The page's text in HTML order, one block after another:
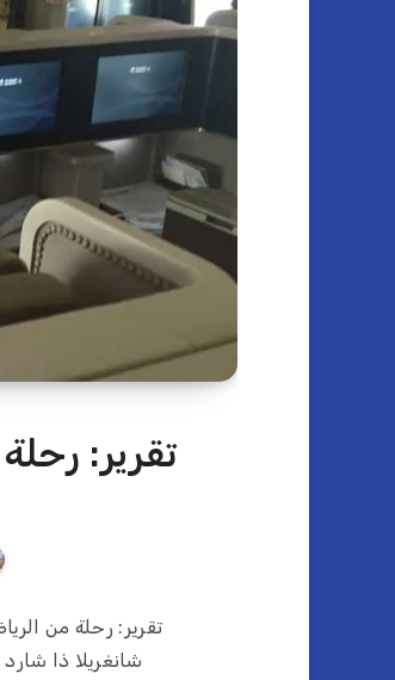
تقرير:
تقرير: رحلة من
شانغريلا ذا